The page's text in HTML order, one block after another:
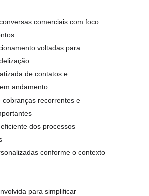
comerciais com foco
voltadas para
de contatos e
andamento
cobranças recorrentes e
dos processos
conforme o contexto
para simplificar